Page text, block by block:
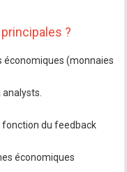
?
économiques (monnaies
fonction du feedback
économiques